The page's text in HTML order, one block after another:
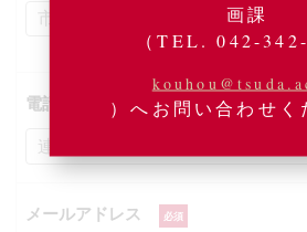
画課
（TEL. 042-
）へお問い合わせく
電話番号
メールアドレス